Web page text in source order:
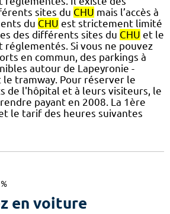
sites du CHU mais l’accès à
du CHU est strictement limité
des différents sites du CHU et le
Si vous ne pouvez
en commun, des parkings à
autour de Lapeyronie -
tramway. Pour réserver le
de l'hôpital et à leurs visiteurs, le
payant en 2008. La 1ère
le tarif des heures suivantes
en voiture